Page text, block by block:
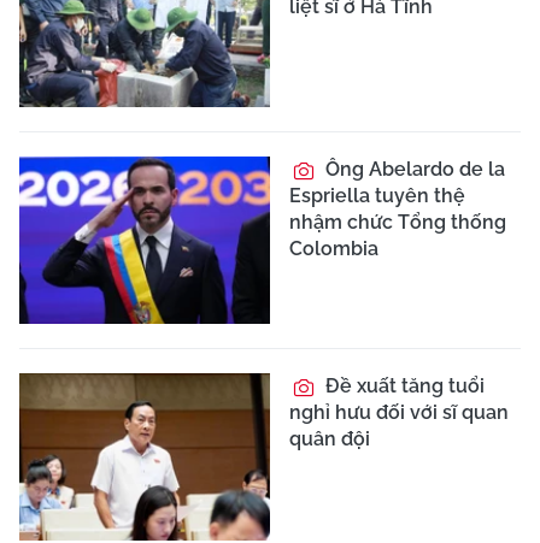
liệt sĩ ở Hà Tĩnh
Ông Abelardo de la
Espriella tuyên thệ
nhậm chức Tổng thống
Colombia
Đề xuất tăng tuổi
nghỉ hưu đối với sĩ quan
quân đội